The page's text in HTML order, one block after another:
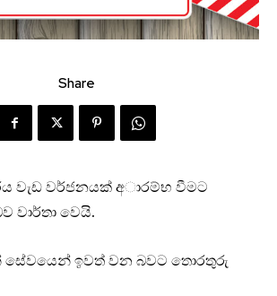
Share
වැඩ වර්ජනයක් අාරම්භ වීමට
වාර්තා වෙයි.
ඉවත් වන බවට තොරතුරු